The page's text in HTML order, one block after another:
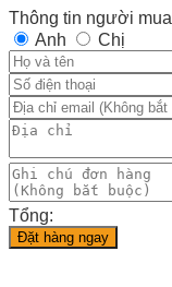
Thông tin người mua
Anh
Chị
Tổng:
Đặt hàng ngay